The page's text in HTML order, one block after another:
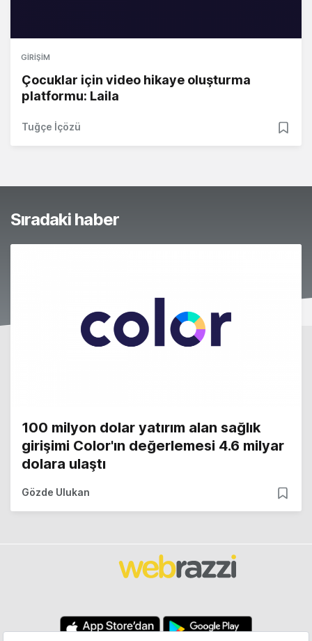
GIRIŞIM
Çocuklar için video hikaye oluşturma
platformu: Laila
Tuğçe İçözü
Sıradaki haber
100 milyon dolar yatırım alan sağlık
girişimi Color'ın değerlemesi 4.6 milyar
dolara ulaştı
Gözde Ulukan